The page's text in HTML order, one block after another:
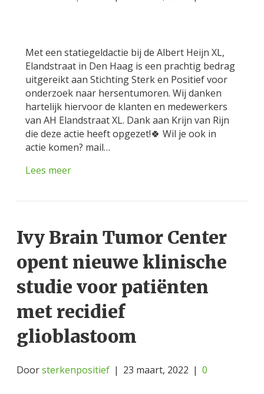
Met een statiegeldactie bij de Albert Heijn XL,
Elandstraat in Den Haag is een prachtig bedrag
uitgereikt aan Stichting Sterk en Positief voor
onderzoek naar hersentumoren. Wij danken
hartelijk hiervoor de klanten en medewerkers
van AH Elandstraat XL. Dank aan Krijn van Rijn
die deze actie heeft opgezet!🍀 Wil je ook in
actie komen? mail…
Lees meer
Ivy Brain Tumor Center
opent nieuwe klinische
studie voor patiënten
met recidief
glioblastoom
Doorsterkenpositief | 23 maart, 2022 | 0